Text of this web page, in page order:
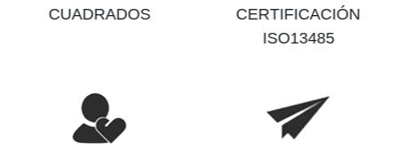
CUADRADOS
CERTIFICACIÓN
ISO13485